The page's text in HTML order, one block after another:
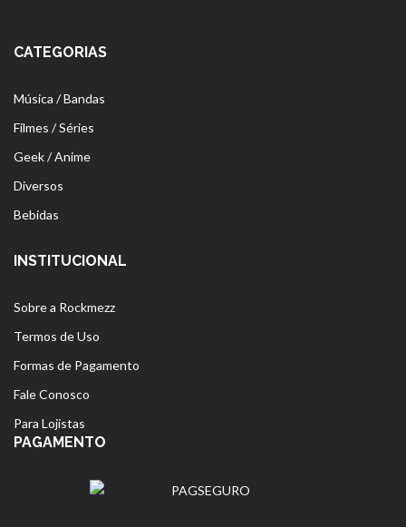
CATEGORIAS
Música / Bandas
Filmes / Séries
Geek / Anime
Diversos
Bebidas
INSTITUCIONAL
Sobre a Rockmezz
Termos de Uso
Formas de Pagamento
Fale Conosco
Para Lojistas
PAGAMENTO